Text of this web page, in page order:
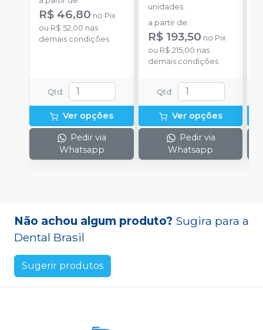
R$ 46,80 no Pix
ou R$ 52,00 nas
demais condições
Qtd:
Ver opções
Pedir via
Whatsapp
unidades.
a partir de:
R$ 193,50 no Pix
ou R$ 215,00 nas
demais condições
Qtd:
Ver opções
Pedir via
Whatsapp
Não achou algum produto? Sugira para a
Dental Brasil
Sugerir produtos